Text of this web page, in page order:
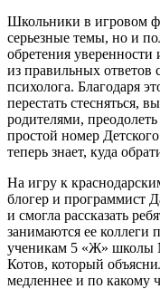
Школьники в игровом
серьезные темы, но и
обретения
из правильных ответов
психолога. Благодаря
перестать стесняться,
родителями,
простой номер
теперь знает, куда
На игру к
блогер и программист
и смогла рассказать
занимаются ее
ученикам 5 «Ж» школы
Котов, который
медленнее и по какому